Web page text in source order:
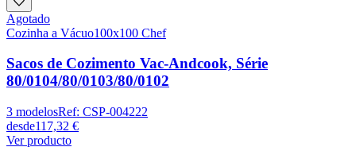
Agotado
Cozinha a Vácuo100x100 Chef
Sacos de Cozimento Vac-Andcook, Série
80/0104/80/0103/80/0102
3 modelosRef: CSP-004222
desde117,32 €
Ver producto